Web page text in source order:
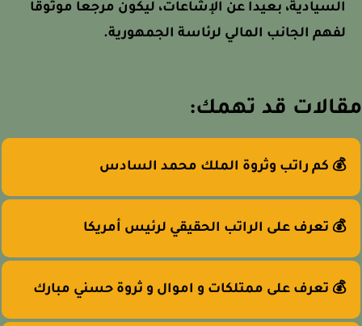
السيادية، بعيداً عن الإشاعات، ليكون مرجعاً موثوقاً
لفهم الجانب المالي لرئاسة الجمهورية.
قد تهمك:
💰 كم راتب وثروة الملك محمد السادس
💰 تعرف على الراتب الحقيقي لرئيس أمريكا
💰 تعرف على ممتلكات و اموال و ثروة حسني مبارك